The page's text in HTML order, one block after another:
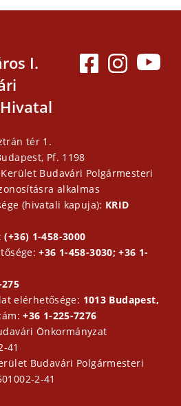
I.
tér 1.
Pf. 1198
Budavári Polgármesteri
alkalmas
(hivatali kapuja): KRID
(+36) 1-458-3000
+36 1-458-3030; +36 1-
elérhetősége: 1013 Budapest,
+36 1-225-7276
Önkormányzat
41
Budavári Polgármesteri
2-41